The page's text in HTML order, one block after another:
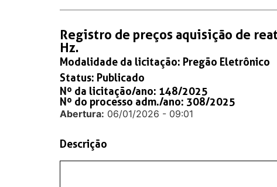
Registro de preços aquisição de
Hz.
Modalidade da licitação: Pregão Eletrônico
Status: Publicado
Nº da licitação/ano: 148/2025
Nº do processo adm./ano: 308/2025
Abertura: 06/01/2026 - 09:01
Descrição